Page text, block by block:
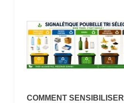
COMMENT SENSIBILISER